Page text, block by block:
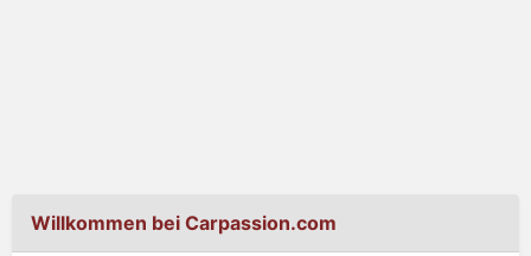
Willkommen bei Carpassion.com